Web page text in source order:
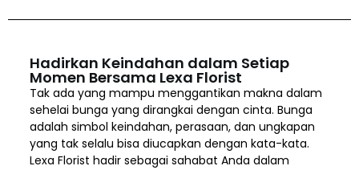
Hadirkan Keindahan dalam Setiap
Momen Bersama Lexa Florist
Tak ada yang mampu menggantikan makna dalam
sehelai bunga yang dirangkai dengan cinta. Bunga
adalah simbol keindahan, perasaan, dan ungkapan
yang tak selalu bisa diucapkan dengan kata-kata.
Lexa Florist hadir sebagai sahabat Anda dalam